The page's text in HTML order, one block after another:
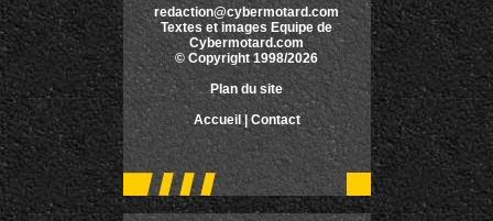
redaction@cybermotard.com
Textes et images Equipe de
Cybermotard.com
© Copyright 1998/2026
Plan du site
Accueil |Contact